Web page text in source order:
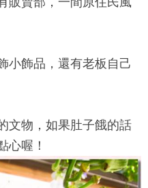
小飾品，還有老板自己
文物，如果肚子餓的話
心喔！